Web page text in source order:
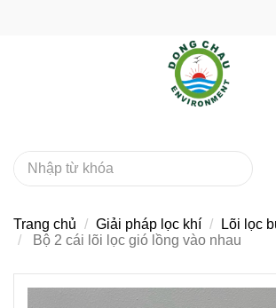
Trang chủ Giải pháp lọc khí
Lõi lọc
Bộ 2 cái lõi lọc gió lồng vào nhau